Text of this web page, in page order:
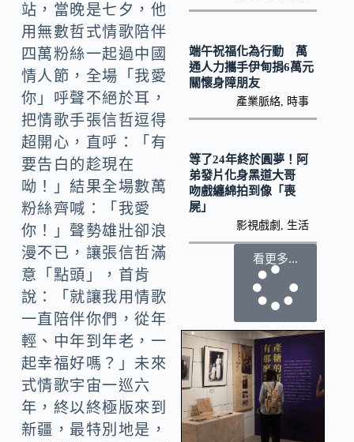
站，當晚是七夕，他
用無數哲式情歌陪伴
四萬粉絲一起過中國
情人節，全場「我愛
你」呼聲不絕於耳，
把情歌手張信哲逗得
超開心，直呼：「有
要告白的趁現在
呦！」結果全場數萬
粉絲齊喊：「我愛
你！」聲勢雄壯卻浪
漫不已，讓張信哲滿
意「點頭」，首肯
說：「就讓我用情歌
一直陪伴你們，從年
輕、中年到年老，一
起幸福好嗎？」未來
式情歌宇宙一巡六
年，終以終極版來到
新疆，最特別地是，
端午祝福化為行動 萬
通人力攜手伊甸捐6萬元
關懷身障朋友
產業脈絡 時事
等了24年終於圓夢！阿
弟發片化身黑道大哥
吻戲纏綿拍到像「喪
屍」
影視戲劇 生活
看更多...